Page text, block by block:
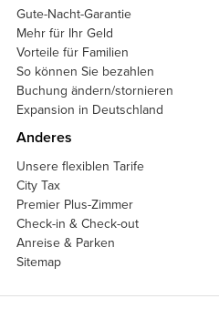
Gute-Nacht-Garantie
Mehr für Ihr Geld
Vorteile für Familien
So können Sie bezahlen
Buchung ändern/stornieren
Expansion in Deutschland
Anderes
Unsere flexiblen Tarife
City Tax
Premier Plus-Zimmer
Check-in & Check-out
Anreise & Parken
Sitemap